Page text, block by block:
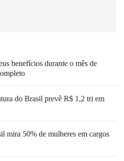
benefícios durante o mês de
do Brasil prevê R$ 1,2 tri em
mira 50% de mulheres em cargos